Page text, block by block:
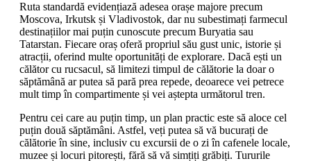
Ruta standardă evidențiază adesea orașe majore precum
Moscova, Irkutsk și Vladivostok, dar nu subestimați farmecul
destinațiilor mai puțin cunoscute precum Buryatia sau
Tatarstan. Fiecare oraș oferă propriul său gust unic, istorie și
atracții, oferind multe oportunități de explorare. Dacă ești un
călător cu rucsacul, să limitezi timpul de călătorie la doar o
săptămână ar putea să pară prea repede, deoarece vei petrece
mult timp în compartimente și vei aștepta următorul tren.
Pentru cei care au puțin timp, un plan practic este să aloce cel
puțin două săptămâni. Astfel, veți putea să vă bucurați de
călătorie în sine, inclusiv cu excursii de o zi în cafenele locale,
muzee și locuri pitorești, fără să vă simțiți grăbiți. Tururile